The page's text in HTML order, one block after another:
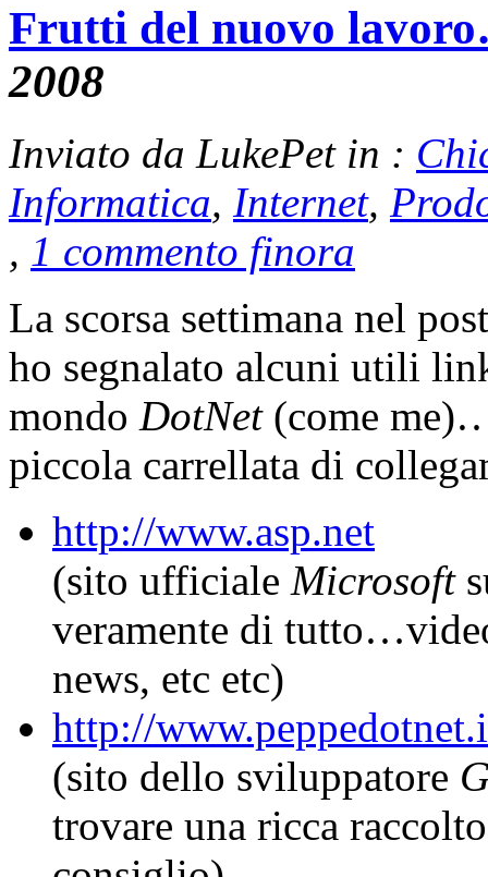
Frutti del nuovo
2008
Inviato da LukePet in :
Informatica, Internet,
, 1 commento finora
La scorsa settimana nel
ho segnalato alcuni utili
mondo DotNet(come
piccola carrellata di
http://www.asp.net
(sito ufficiale Microsoft
veramente di
news, etc etc)
http://
(sito dello sviluppatore
trovare una ricca